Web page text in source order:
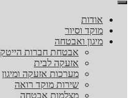
אודות
מוקד וסיור
מיגון ואבטחה
אבטחת חברות הייטק
אזעקה לבית
מערכות אזעקה ומיגון
שירות מוקד רואה
מצלמות אבטחה